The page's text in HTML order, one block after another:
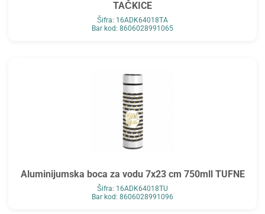
TAČKICE
Šifra: 16ADK64018TA
Bar kod: 8606028991065
Aluminijumska boca za vodu 7x23 cm 750mll TUFNE
Šifra: 16ADK64018TU
Bar kod: 8606028991096